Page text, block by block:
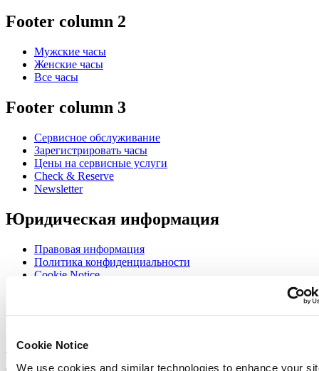
Cookie Notice
We use cookies and similar technologies to enhance your
Footer column 2
Мужские часы
Женские часы
Все часы
Footer column 3
Сервисное обслуживание
Зарегистрировать часы
Цены на сервисные услуги
Check & Reserve
Newsletter
Юридическая информация
Правовая информация
Политика конфиденциальности
Cookie Notice
Sign up
Выбрать страну/регион